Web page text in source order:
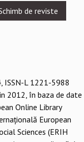
de reviste
ISSN-L 1221-5988
2012, în baza de date
Online Library
European
Sciences (ERIH